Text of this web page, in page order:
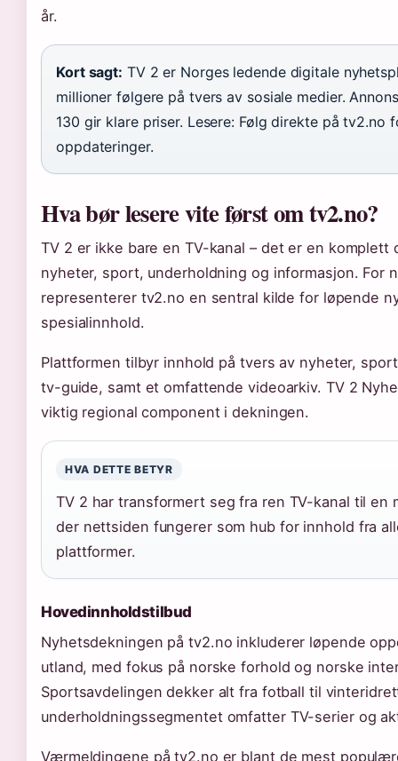
år.
Kort sagt: TV 2 er Norges ledende digitale
millioner følgere på tvers av sosiale medier.
130 gir klare priser. Lesere: Følg direkte på tv2.no
oppdateringer.
Hva bør lesere vite først om tv2.no?
TV 2 er ikke bare en TV-kanal – det er en komplett
nyheter, sport, underholdning og informasjon. For
representerer tv2.no en sentral kilde for løpende
spesialinnhold.
Plattformen tilbyr innhold på tvers av nyheter,
tv-guide, samt et omfattende videoarkiv. TV 2
viktig regional component i dekningen.
HVA DETTE BETYR
TV 2 har transformert seg fra ren TV-kanal til en
der nettsiden fungerer som hub for innhold fra
plattformer.
Hovedinnholdstilbud
Nyhetsdekningen på tv2.no inkluderer løpende
utland, med fokus på norske forhold og norske
Sportsavdelingen dekker alt fra fotball til
underholdningssegmentet omfatter TV-serier og
Værmeldingene på tv2.no er blant de mest